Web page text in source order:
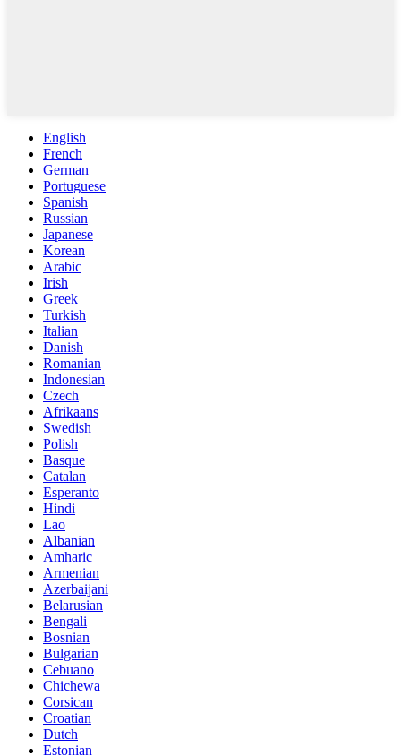
English
French
German
Portuguese
Spanish
Russian
Japanese
Korean
Arabic
Irish
Greek
Turkish
Italian
Danish
Romanian
Indonesian
Czech
Afrikaans
Swedish
Polish
Basque
Catalan
Esperanto
Hindi
Lao
Albanian
Amharic
Armenian
Azerbaijani
Belarusian
Bengali
Bosnian
Bulgarian
Cebuano
Chichewa
Corsican
Croatian
Dutch
Estonian